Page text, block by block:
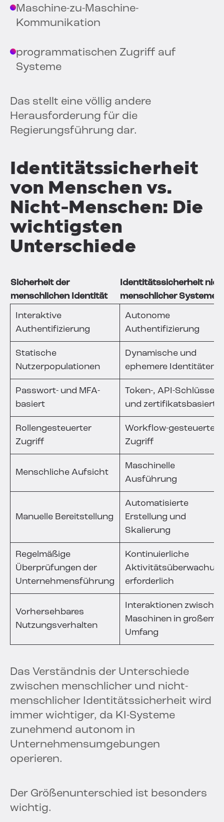
Maschine-zu-Maschine-
Kommunikation
programmatischen Zugriff auf
Systeme
Das stellt eine völlig andere
Herausforderung für die
Regierungsführung dar.
Identitätssicherheit
von Menschen vs.
Nicht-Menschen: Die
wichtigsten
Unterschiede
Sicherheit der
menschlichen Identität
Identitätssicherheit
menschlicher Systeme
Interaktive
Authentifizierung
Autonome
Authentifizierung
Statische
Nutzerpopulationen
Dynamische und
ephemere Identitäten
Passwort- und MFA-
basiert
Token-, API-Schlüssel-
und zertifikatsbasierte
Rollengesteuerter
Zugriff
Workflow-gesteuerter
Zugriff
Menschliche Aufsicht
Maschinelle
Ausführung
Manuelle Bereitstellung
Automatisierte
Erstellung und
Skalierung
Regelmäßige
Überprüfungen der
Unternehmensführung
Kontinuierliche
erforderlich
Vorhersehbares
Nutzungsverhalten
Interaktionen zwischen
Maschinen in großem
Umfang
Das Verständnis der Unterschiede
zwischen menschlicher und nicht-
menschlicher Identitätssicherheit wird
immer wichtiger, da KI-Systeme
zunehmend autonom in
Unternehmensumgebungen
operieren.
Der Größenunterschied ist besonders
wichtig.